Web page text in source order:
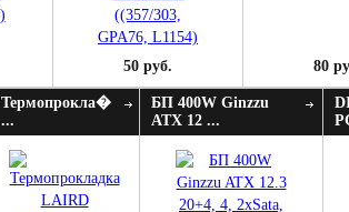
50 руб. 80
Термопрокла�
...
БП 400W Ginzzu
ATX 12 ...